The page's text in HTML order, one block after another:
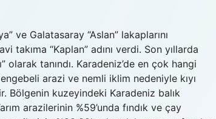
ve Galatasaray “Aslan” lakaplarını
takıma “Kaplan” adını verdi. Son yıllarda
olarak tanındı. Karadeniz’de en çok hangi
arazi ve nemli iklim nedeniyle kıyı
Bölgenin kuzeyindeki Karadeniz balık
arazilerinin %59’unda fındık ve çay